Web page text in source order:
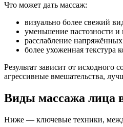
Что может дать массаж:
визуально более свежий
уменьшение пастозности
расслабление
более ухоженная
Результат зависит от
агрессивные вмешательства,
Виды массажа лица
Ниже — ключевые техники,